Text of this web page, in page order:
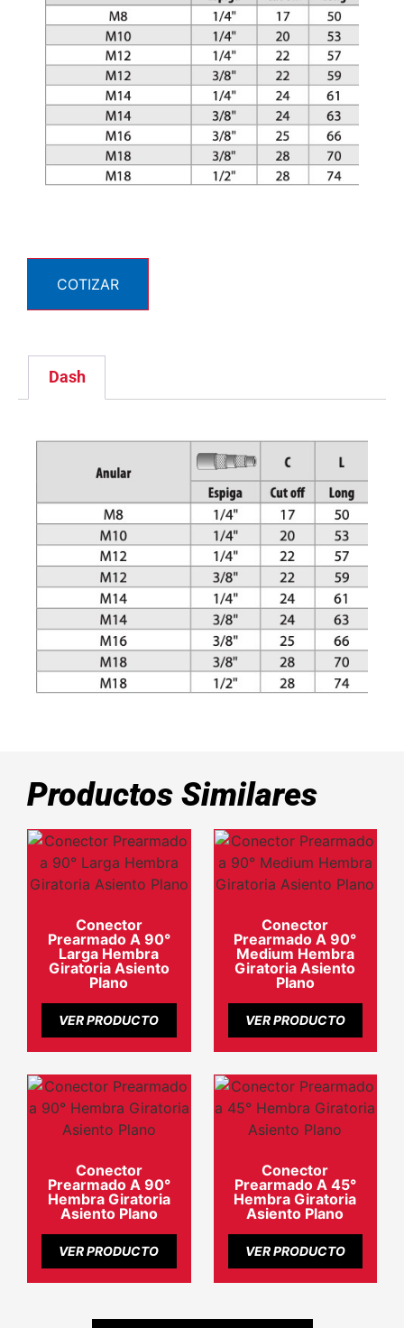
COTIZAR
Dash
Productos Similares
Conector
Prearmado A 90°
Larga Hembra
Giratoria Asiento
Plano
VER PRODUCTO
Conector
Prearmado A 90°
Medium Hembra
Giratoria Asiento
Plano
VER PRODUCTO
Conector
Prearmado A 90°
Hembra Giratoria
Asiento Plano
VER PRODUCTO
Conector
Prearmado A 45°
Hembra Giratoria
Asiento Plano
VER PRODUCTO